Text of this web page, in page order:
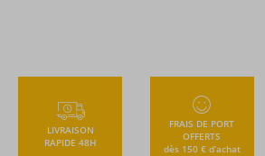
LIVRAISON
RAPIDE 48H
FRAIS DE PORT
OFFERTS
dès 150 € d’achat